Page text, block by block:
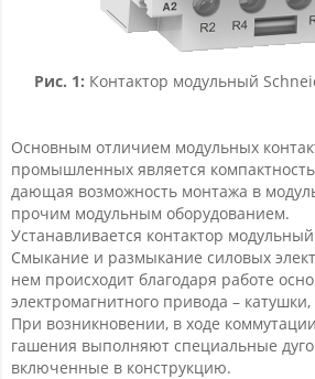
Рис. 1: Контактор модульный
Основным отличием модульных
промышленных является
дающая возможность монтажа в
прочим модульным оборудованием.
Устанавливается контактор
Смыкание и размыкание силовых
нем происходит благодаря работе
электромагнитного привода –
При возникновении, в ходе
гашения выполняют специальные
включенные в конструкцию.